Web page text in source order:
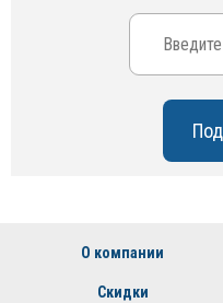
О компании
Скидки